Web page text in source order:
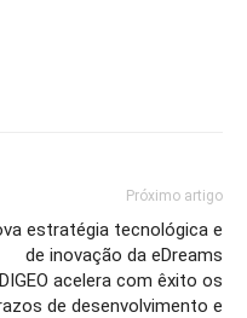
Próximo artigo
estratégia tecnológica e
de inovação da eDreams
acelera com êxito os
de desenvolvimento e